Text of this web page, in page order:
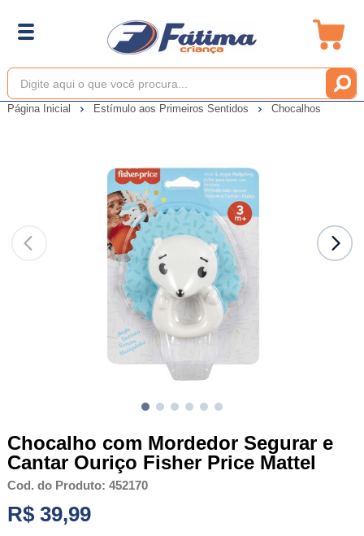
Página Inicial Estímulo aos Primeiros Sentidos Chocalhos
Chocalho com Mordedor Segurar e
Cantar Ouriço Fisher Price Mattel
Cod. do Produto: 452170
R$ 39,99